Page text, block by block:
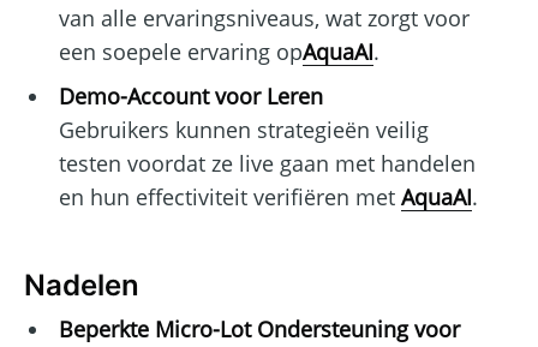
van alle ervaringsniveaus, wat zorgt voor
een soepele ervaring opAquaAI.
Demo-Account voor Leren
Gebruikers kunnen strategieën veilig
testen voordat ze live gaan met handelen
en hun effectiviteit verifiëren met AquaAI.
Nadelen
Beperkte Micro-Lot Ondersteuning voor